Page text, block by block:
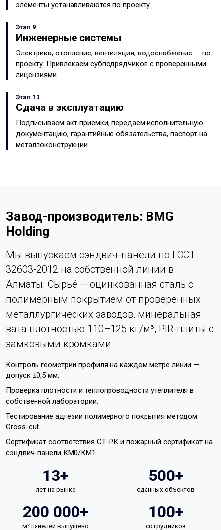
элементы устанавливаются по проекту.
Этап 9
Инженерные системы
Электрика, отопление, вентиляция, водоснабжение — по
проекту. Привлекаем субподрядчиков с проверенными
лицензиями.
Этап 10
Сдача в эксплуатацию
Подписываем акт приёмки, передаём исполнительную
документацию, гарантийные обязательства, паспорт на
металлоконструкции.
Завод-производитель: BMG
Holding
Мы выпускаем сэндвич-панели по ГОСТ
32603-2012 на собственной линии в
Алматы. Сырьё — оцинкованная сталь с
полимерным покрытием от проверенных
металлургических заводов, минеральная
вата плотностью 110–125 кг/м³, PIR-плиты с
замковыми кромками.
Контроль геометрии профиля на каждом метре линии —
допуск ±0,5 мм.
Проверка плотности и теплопроводности утеплителя в
собственной лаборатории.
Тестирование адгезии полимерного покрытия методом
Cross-cut.
Сертификат соответствия СТ-РК и пожарный сертификат на
сэндвич-панели КМ0/КМ1.
13+
лет на рынке
500+
сданных объектов
200 000+
м² панелей выпущено
100+
сотрудников